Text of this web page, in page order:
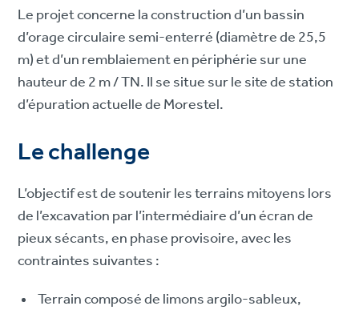
Le projet concerne la construction d’un bassin
d’orage circulaire semi-enterré (diamètre de 25,5
m) et d’un remblaiement en périphérie sur une
hauteur de 2 m / TN. Il se situe sur le site de station
d’épuration actuelle de Morestel.
Le challenge
L’objectif est de soutenir les terrains mitoyens lors
de l’excavation par l’intermédiaire d’un écran de
pieux sécants, en phase provisoire, avec les
contraintes suivantes :
Terrain composé de limons argilo-sableux,